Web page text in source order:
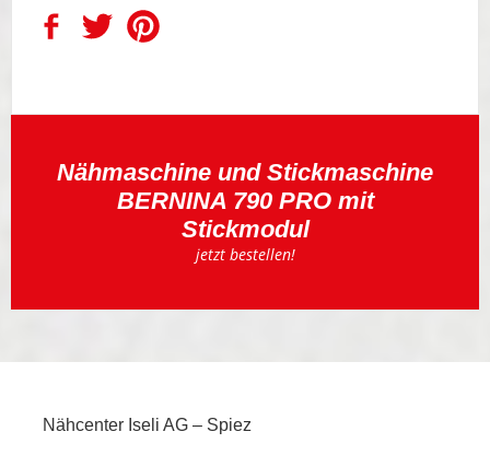
Nähmaschine und Stickmaschine
BERNINA 790 PRO mit
Stickmodul
jetzt bestellen!
Nähcenter Iseli AG – Spiez